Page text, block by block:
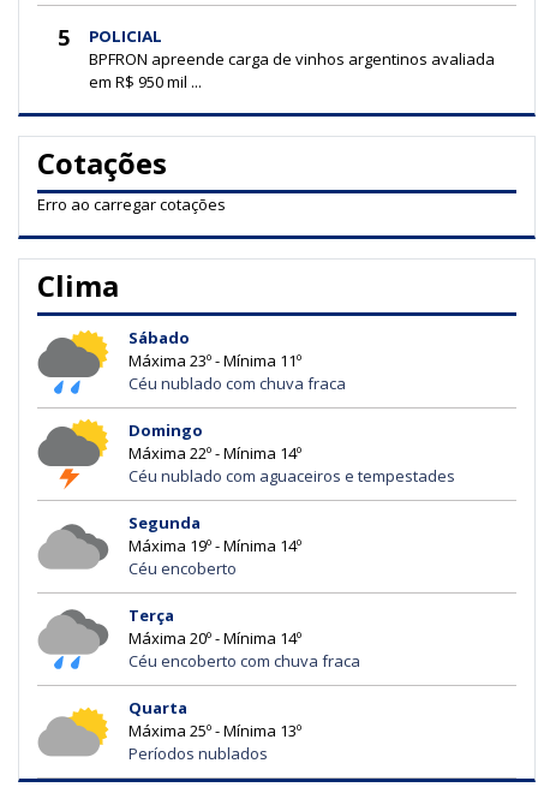
5 POLICIAL
BPFRON apreende carga de vinhos argentinos avaliada
em R$ 950 mil ...
Cotações
Erro ao carregar cotações
Clima
Sábado
Máxima 23º - Mínima 11º
Céu nublado com chuva fraca
Domingo
Máxima 22º - Mínima 14º
Céu nublado com aguaceiros e tempestades
Segunda
Máxima 19º - Mínima 14º
Céu encoberto
Terça
Máxima 20º - Mínima 14º
Céu encoberto com chuva fraca
Quarta
Máxima 25º - Mínima 13º
Períodos nublados